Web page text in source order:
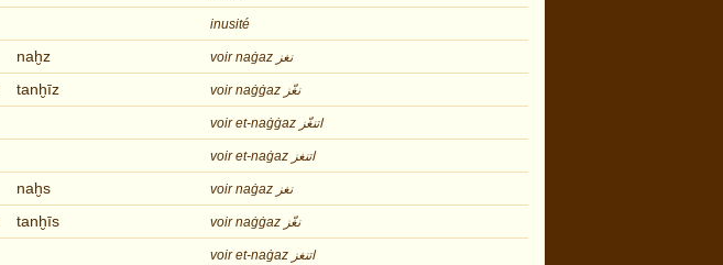
inusité
naḫz voir naġaz نغز
tanḫīz voir naġġaz نغّز
voir et-naġġaz اتنغّز
voir et-naġaz اتنغز
naḫs voir naġaz نغز
tanḫīs voir naġġaz نغّز
voir et-naġaz اتنغز